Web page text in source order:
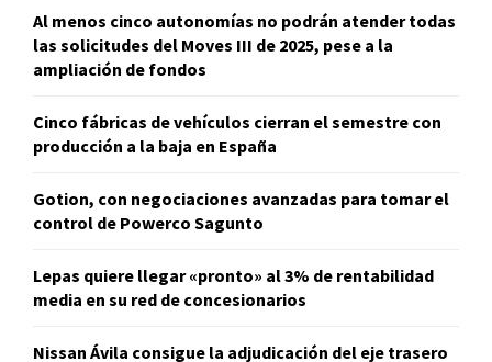
Al menos cinco autonomías no podrán atender todas
las solicitudes del Moves III de 2025, pese a la
ampliación de fondos
Cinco fábricas de vehículos cierran el semestre con
producción a la baja en España
Gotion, con negociaciones avanzadas para tomar el
control de Powerco Sagunto
Lepas quiere llegar «pronto» al 3% de rentabilidad
media en su red de concesionarios
Nissan Ávila consigue la adjudicación del eje trasero